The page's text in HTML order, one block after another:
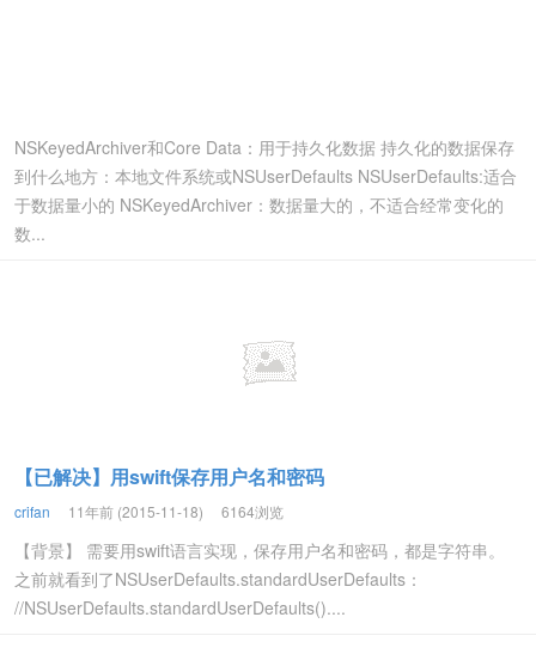
NSKeyedArchiver和Core Data：用于持久化数据 持久化的数据保存
到什么地方：本地文件系统或NSUserDefaults NSUserDefaults:适合
于数据量小的 NSKeyedArchiver：数据量大的，不适合经常变化的
数...
【已解决】用swift保存用户名和密码
crifan 11年前 (2015-11-18) 6164浏览
【背景】 需要用swift语言实现，保存用户名和密码，都是字符串。
之前就看到了NSUserDefaults.standardUserDefaults：
//NSUserDefaults.standardUserDefaults()....